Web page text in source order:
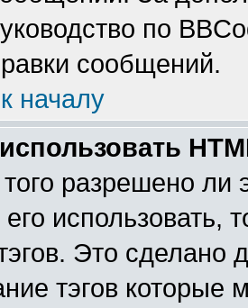
по
сообщений.
началу
того разрешено
использовать,
Это сделано
тэгов